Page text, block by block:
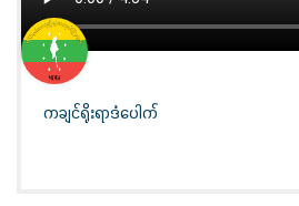
ကချင်ရိုးရာဒံပေါက်